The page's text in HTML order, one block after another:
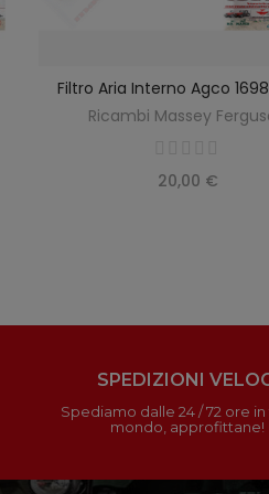
AGGIUNGI AL
Filtro Aria Interno Agco
Ricambi Massey
20,00 €
SPEDIZIONI
Spediamo dalle 24 / 72 ore
mondo, approfittane!